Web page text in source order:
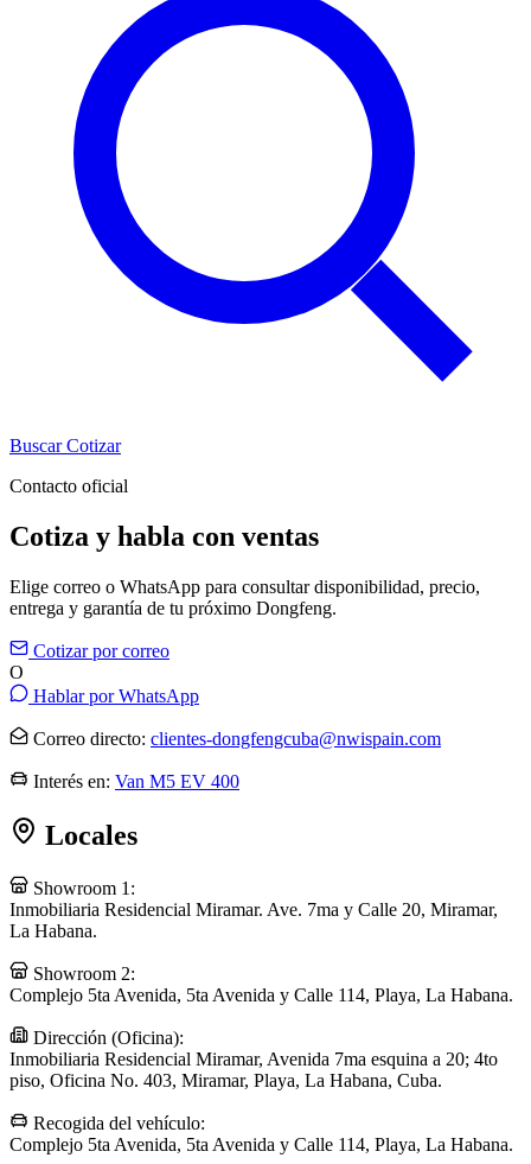
BuscarCotizar
Contacto oficial
Cotiza y habla con ventas
Elige correo o WhatsApp para consultar disponibilidad, precio,
entrega y garantía de tu próximo Dongfeng.
Cotizar por correo
O
Hablar por WhatsApp
Correo directo: clientes-dongfengcuba@nwispain.com
Interés en: Van M5 EV 400
Locales
Showroom 1:
Inmobiliaria Residencial Miramar. Ave. 7ma y Calle 20, Miramar,
La Habana.
Showroom 2:
Complejo 5ta Avenida, 5ta Avenida y Calle 114, Playa, La Habana.
Dirección (Oficina):
Inmobiliaria Residencial Miramar, Avenida 7ma esquina a 20; 4to
piso, Oficina No. 403, Miramar, Playa, La Habana, Cuba.
Recogida del vehículo:
Complejo 5ta Avenida, 5ta Avenida y Calle 114, Playa, La Habana.